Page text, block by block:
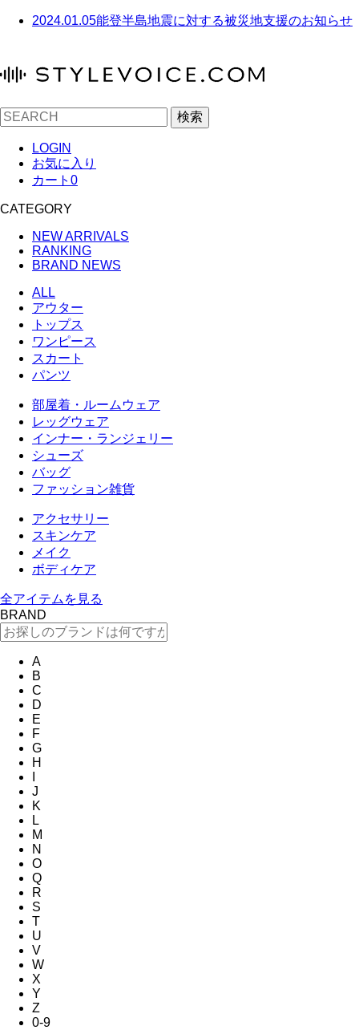
2024.01.05能登半島地震に対する被災地支援のお知らせ
検索
LOGIN
お気に入り
カート 0
CATEGORY
NEW ARRIVALS
RANKING
BRAND NEWS
ALL
アウター
トップス
ワンピース
スカート
パンツ
部屋着・ルームウェア
レッグウェア
インナー・ランジェリー
シューズ
バッグ
ファッション雑貨
アクセサリー
スキンケア
メイク
ボディケア
全アイテムを見る
BRAND
A
B
C
D
E
F
G
H
J
K
L
M
N
O
Q
R
S
T
U
V
W
X
Y
Z
0-9